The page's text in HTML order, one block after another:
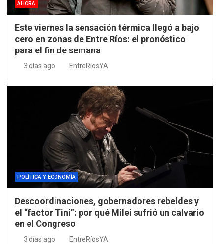
AHORA
Este viernes la sensación térmica llegó a bajo
cero en zonas de Entre Ríos: el pronóstico
para el fin de semana
3 días ago EntreRíosYA
POLÍTICA Y ECONOMÍA
Descoordinaciones, gobernadores rebeldes y
el “factor Tini”: por qué Milei sufrió un calvario
en el Congreso
3 días ago EntreRíosYA